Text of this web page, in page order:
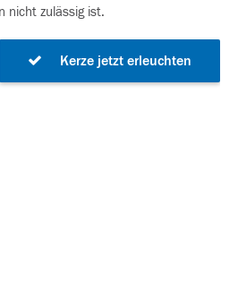
nicht zulässig ist.
Kerze jetzt erleuchten